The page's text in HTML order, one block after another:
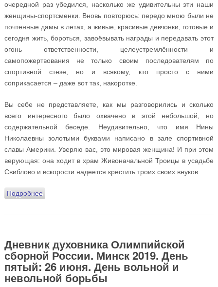
очередной раз убедился, насколько же удивительны эти наши
женщины-спортсменки. Вновь повторюсь: передо мною были не
почтенные дамы в летах, а живые, красивые девчонки, готовые и
сегодня жить, бороться, завоёвывать награды и передавать этот
огонь ответственности, целеустремлённости и
самопожертвования не только своим последователям по
спортивной стезе, но и всякому, кто просто с ними
соприкасается – даже вот так, накоротке.
Вы себе не представляете, как мы разговорились и сколько
всего интересного было охвачено в этой небольшой, но
содержательной беседе. Неудивительно, что имя Нины
Николаевны золотыми буквами написано в зале спортивной
славы Америки. Уверяю вас, это мировая женщина! И при этом
верующая: она ходит в храм Живоначальной Троицы в усадьбе
Свиблово и вскорости надеется крестить троих своих внуков.
Подробнеео Дневник духовника Олимпийской сборной России.
тропинки, женское мужество и российское посольство
Дневник духовника Олимпийской
сборной России. Минск 2019. День
пятый: 26 июня. День вольной и
невольной борьбы